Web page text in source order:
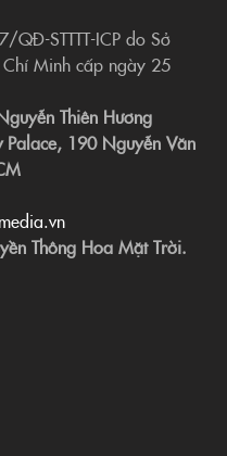
QĐ-STTTT-ICP do Sở
Chí Minh cấp ngày 25
Thiên Hương
Palace, 190 Nguyễn Văn
Thông Hoa Mặt Trời.